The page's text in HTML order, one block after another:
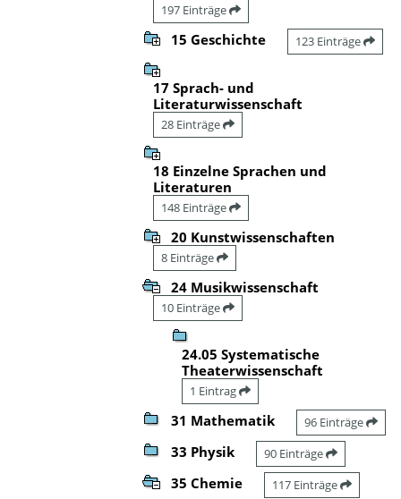
197 Einträge
15 Geschichte 123 Einträge
17 Sprach- und
Literaturwissenschaft
28 Einträge
18 Einzelne Sprachen und
Literaturen
148 Einträge
20 Kunstwissenschaften
8 Einträge
24 Musikwissenschaft
10 Einträge
24.05 Systematische
Theaterwissenschaft
1 Eintrag
31 Mathematik 96 Einträge
33 Physik 90 Einträge
35 Chemie 117 Einträge